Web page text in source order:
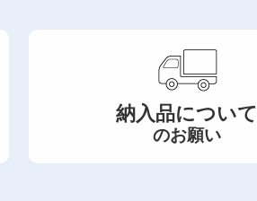
納入品について
のお願い